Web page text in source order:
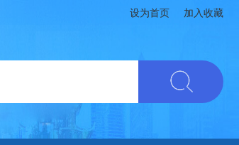
设为首页 加入收藏